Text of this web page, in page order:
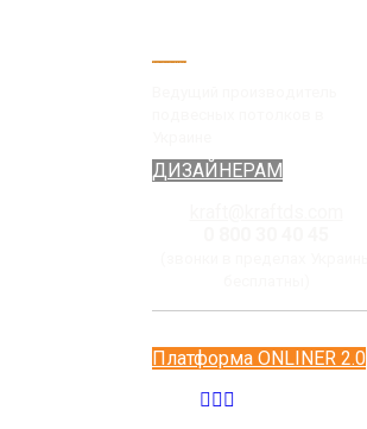
ДИЗАЙНЕРАМ
Платформа ONLINER 2.0